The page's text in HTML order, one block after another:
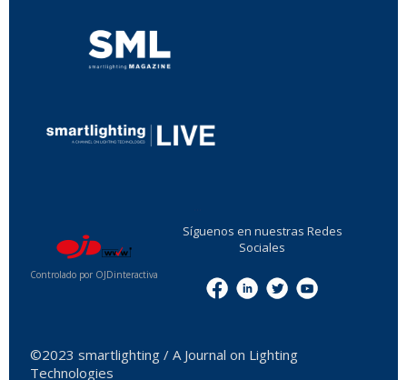
Controlado por OJDinteractiva
Síguenos en nuestras Redes
Sociales
©2023 smartlighting / A Journal on Lighting
Technologies